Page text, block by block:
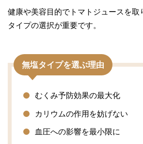
健康や美容目的でトマトジュースを取
タイプの選択が重要です。
無塩タイプを選ぶ理由
むくみ予防効果の最大化
カリウムの作用を妨げない
血圧への影響を最小限に